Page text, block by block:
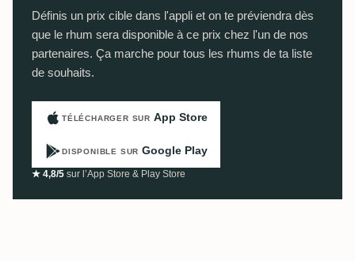
Définis un prix cible dans l'appli et on te préviendra dès
que le rhum sera disponible à ce prix chez l'un de nos
partenaires. Ça marche pour tous les rhums de ta liste
de souhaits.
TÉLÉCHARGER SUR App Store
DISPONIBLE SUR Google Play
★ 4,8/5 sur l’App Store & Play Store